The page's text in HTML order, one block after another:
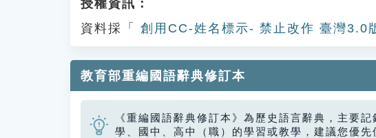
授權資訊：
資料採「
創用CC-姓名標示- 禁止改作 臺灣3.0
教育部重編國語辭典修訂本
《重編國語辭典修訂本》為歷史語言辭典，主要
學、國中、高中（職）的學習或教學，建議您優